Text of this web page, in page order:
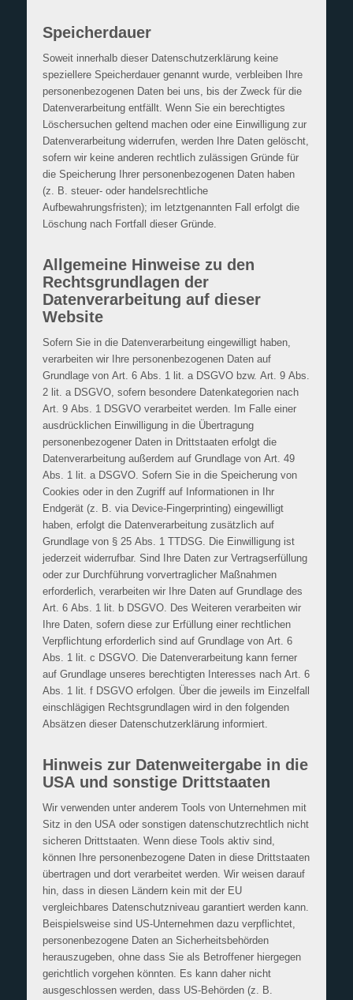
Speicherdauer
Soweit innerhalb dieser Datenschutzerklärung keine
speziellere Speicherdauer genannt wurde, verbleiben Ihre
personenbezogenen Daten bei uns, bis der Zweck für die
Datenverarbeitung entfällt. Wenn Sie ein berechtigtes
Löschersuchen geltend machen oder eine Einwilligung zur
Datenverarbeitung widerrufen, werden Ihre Daten gelöscht,
sofern wir keine anderen rechtlich zulässigen Gründe für
die Speicherung Ihrer personenbezogenen Daten haben
(z. B. steuer- oder handelsrechtliche
Aufbewahrungsfristen); im letztgenannten Fall erfolgt die
Löschung nach Fortfall dieser Gründe.
Allgemeine Hinweise zu den
Rechtsgrundlagen der
Datenverarbeitung auf dieser
Website
Sofern Sie in die Datenverarbeitung eingewilligt haben,
verarbeiten wir Ihre personenbezogenen Daten auf
Grundlage von Art. 6 Abs. 1 lit. a DSGVO bzw. Art. 9 Abs.
2 lit. a DSGVO, sofern besondere Datenkategorien nach
Art. 9 Abs. 1 DSGVO verarbeitet werden. Im Falle einer
ausdrücklichen Einwilligung in die Übertragung
personenbezogener Daten in Drittstaaten erfolgt die
Datenverarbeitung außerdem auf Grundlage von Art. 49
Abs. 1 lit. a DSGVO. Sofern Sie in die Speicherung von
Cookies oder in den Zugriff auf Informationen in Ihr
Endgerät (z. B. via Device-Fingerprinting) eingewilligt
haben, erfolgt die Datenverarbeitung zusätzlich auf
Grundlage von § 25 Abs. 1 TTDSG. Die Einwilligung ist
jederzeit widerrufbar. Sind Ihre Daten zur Vertragserfüllung
oder zur Durchführung vorvertraglicher Maßnahmen
erforderlich, verarbeiten wir Ihre Daten auf Grundlage des
Art. 6 Abs. 1 lit. b DSGVO. Des Weiteren verarbeiten wir
Ihre Daten, sofern diese zur Erfüllung einer rechtlichen
Verpflichtung erforderlich sind auf Grundlage von Art. 6
Abs. 1 lit. c DSGVO. Die Datenverarbeitung kann ferner
auf Grundlage unseres berechtigten Interesses nach Art. 6
Abs. 1 lit. f DSGVO erfolgen. Über die jeweils im Einzelfall
einschlägigen Rechtsgrundlagen wird in den folgenden
Absätzen dieser Datenschutzerklärung informiert.
Hinweis zur Datenweitergabe in die
USA und sonstige Drittstaaten
Wir verwenden unter anderem Tools von Unternehmen mit
Sitz in den USA oder sonstigen datenschutzrechtlich nicht
sicheren Drittstaaten. Wenn diese Tools aktiv sind,
können Ihre personenbezogene Daten in diese Drittstaaten
übertragen und dort verarbeitet werden. Wir weisen darauf
hin, dass in diesen Ländern kein mit der EU
vergleichbares Datenschutzniveau garantiert werden kann.
Beispielsweise sind US-Unternehmen dazu verpflichtet,
personenbezogene Daten an Sicherheitsbehörden
herauszugeben, ohne dass Sie als Betroffener hiergegen
gerichtlich vorgehen könnten. Es kann daher nicht
ausgeschlossen werden, dass US-Behörden (z. B.